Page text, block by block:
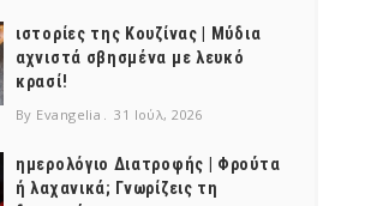
ιστορίες της Κουζίνας | Μύδια
αχνιστά σβησμένα με λευκό
κρασί!
By Evangelia 31 Ιούλ, 2026
ημερολόγιο Διατροφής | Φρούτα
ή λαχανικά; Γνωρίζεις τη